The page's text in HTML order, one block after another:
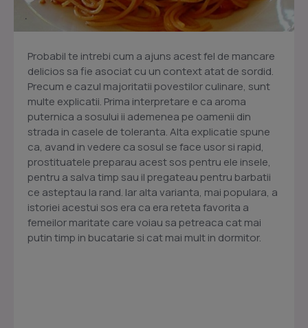
Probabil te intrebi cum a ajuns acest fel de mancare
delicios sa fie asociat cu un context atat de sordid.
Precum e cazul majoritatii povestilor culinare, sunt
multe explicatii. Prima interpretare e ca aroma
puternica a sosului ii ademenea pe oamenii din
strada in casele de toleranta. Alta explicatie spune
ca, avand in vedere ca sosul se face usor si rapid,
prostituatele preparau acest sos pentru ele insele,
pentru a salva timp sau il pregateau pentru barbatii
ce asteptau la rand. Iar alta varianta, mai populara, a
istoriei acestui sos era ca era reteta favorita a
femeilor maritate care voiau sa petreaca cat mai
putin timp in bucatarie si cat mai mult in dormitor.